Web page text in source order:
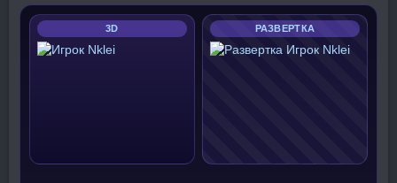
3D РАЗВЕРТКА